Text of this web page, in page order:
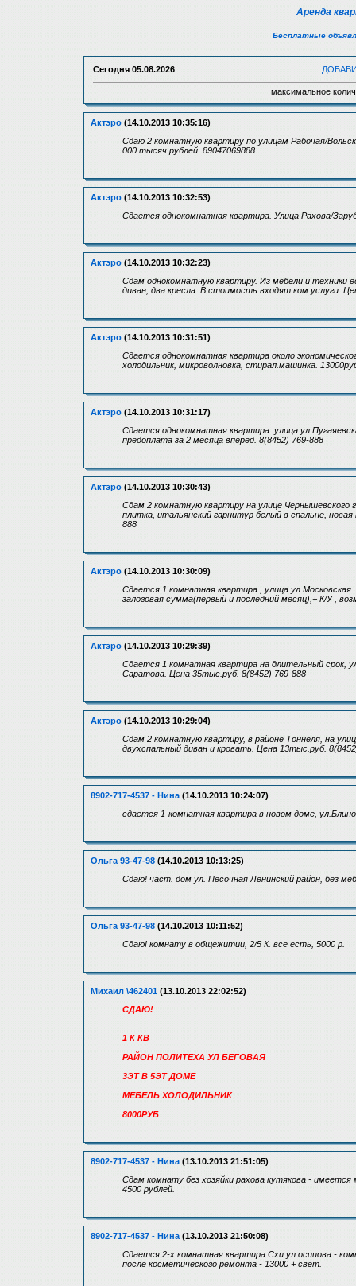
Аренда
Бесплатные
Сегодня 05.08.2026
максимальное
Актэро (14.10.2013 10:35:16)
Сдаю 2 комнатную квартиру по улицам Рабочая/
000 тысяч рублей. 89047069888
Актэро (14.10.2013 10:32:53)
Сдается однокомнатная квартира. Улица Рахова/
Актэро (14.10.2013 10:32:23)
Сдам однокомнатную квартиру. Из мебели и техники
диван, два кресла. В стоимость входят ком.услуги.
Актэро (14.10.2013 10:31:51)
Сдается однокомнатная квартира около
холодильник, микроволновка, стирал.машинка.
Актэро (14.10.2013 10:31:17)
Сдается однокомнатная квартира. улица
предоплата за 2 месяца вперед. 8(8452) 769-888
Актэро (14.10.2013 10:30:43)
Сдам 2 комнатную квартиру на улице
плитка, итальянский гарнитур белый в спальне,
888
Актэро (14.10.2013 10:30:09)
Сдается 1 комнатная квартира , улица
залоговая сумма(первый и последний месяц),+ К/У ,
Актэро (14.10.2013 10:29:39)
Сдается 1 комнатная квартира на длительный срок,
Саратова. Цена 35тыс.руб. 8(8452) 769-888
Актэро (14.10.2013 10:29:04)
Сдам 2 комнатную квартиру, в районе Тоннеля, на
двухспальный диван и кровать. Цена 13тыс.руб.
8902-717-4537 - Нина (14.10.2013 10:24:07)
сдается 1-комнатная квартира в новом доме,
Ольга 93-47-98 (14.10.2013 10:13:25)
Сдаю! част. дом ул. Песочная Ленинский район, без
Ольга 93-47-98 (14.10.2013 10:11:52)
Cдаю! комнату в общежитии, 2/5 К. все есть, 5000 р.
Михаил \462401 (13.10.2013 22:02:52)
СДАЮ!
1 К КВ
РАЙОН ПОЛИТЕХА УЛ БЕГОВАЯ
3ЭТ В 5ЭТ ДОМЕ
МЕБЕЛЬ ХОЛОДИЛЬНИК
8000РУБ
8902-717-4537 - Нина (13.10.2013 21:51:05)
Сдам комнату без хозяйки рахова кутякова -
4500 рублей.
8902-717-4537 - Нина (13.10.2013 21:50:08)
Сдается 2-х комнатная квартира Схи ул.осипова -
после косметического ремонта - 13000 + свет.